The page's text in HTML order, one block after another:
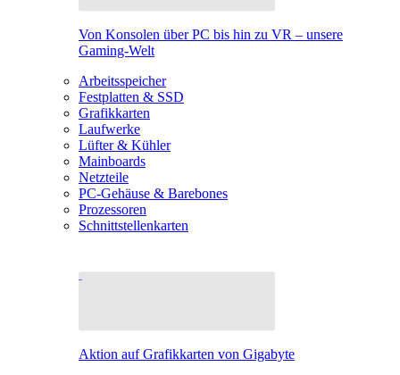
Von Konsolen über PC bis hin zu VR – unsere
Gaming-Welt
Arbeitsspeicher
Festplatten & SSD
Grafikkarten
Laufwerke
Lüfter & Kühler
Mainboards
Netzteile
PC-Gehäuse & Barebones
Prozessoren
Schnittstellenkarten
Aktion auf Grafikkarten von Gigabyte